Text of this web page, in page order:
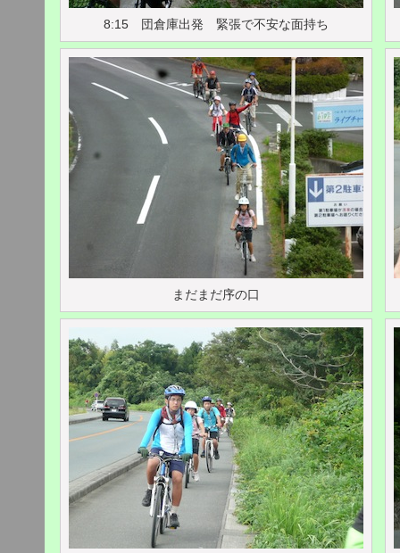
8:15 団倉庫出発 緊張で不安な面持ち
まだまだ序の口